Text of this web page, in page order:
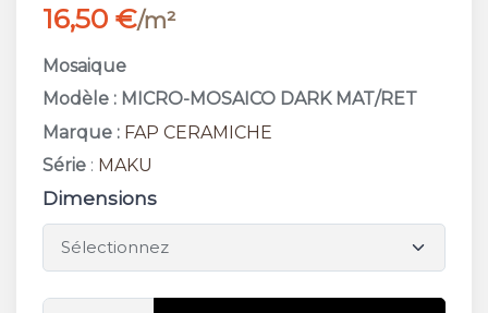
16,50 €/m²
Mosaique
Modèle : MICRO-MOSAICO DARK MAT/RET
Marque : FAP CERAMICHE
Série : MAKU
Dimensions